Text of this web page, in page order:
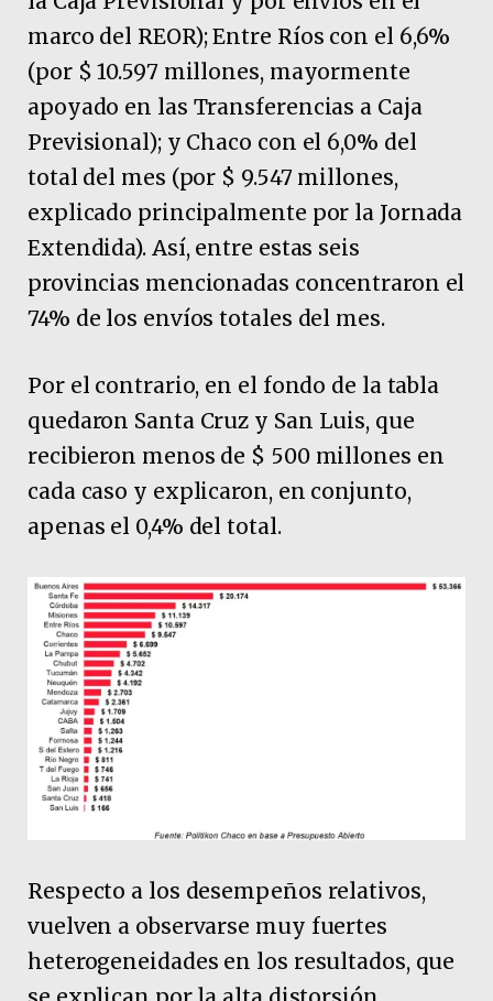
marco del REOR); Entre Ríos con el 6,6%
(por $ 10.597 millones, mayormente
apoyado en las Transferencias a Caja
Previsional); y Chaco con el 6,0% del
total del mes (por $ 9.547 millones,
explicado principalmente por la Jornada
Extendida). Así, entre estas seis
provincias mencionadas concentraron el
74% de los envíos totales del mes.
Por el contrario, en el fondo de la tabla
quedaron Santa Cruz y San Luis, que
recibieron menos de $ 500 millones en
cada caso y explicaron, en conjunto,
apenas el 0,4% del total.
Respecto a los desempeños relativos,
vuelven a observarse muy fuertes
heterogeneidades en los resultados, que